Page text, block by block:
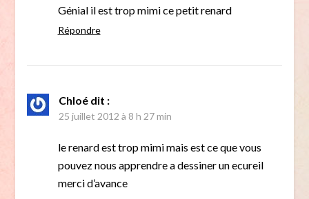
Génial il est trop mimi ce petit renard
Répondre
Chloé dit :
25 juillet 2012 à 8 h 27 min
le renard est trop mimi mais est ce que vous
pouvez nous apprendre a dessiner un ecureil
merci d’avance